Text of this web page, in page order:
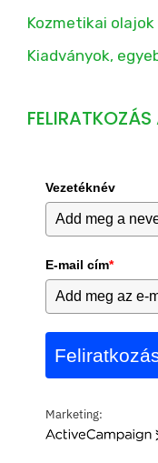
Kozmetikai olajok
Kiadványok,
FELIRATKOZÁS
Vezetéknév
E-mail cím*
Marketing:
A